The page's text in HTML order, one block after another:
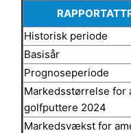
Historisk periode
Basisår
Prognoseperiode
Markedsstørrelse for
golfputtere 2024
Markedsvækst for